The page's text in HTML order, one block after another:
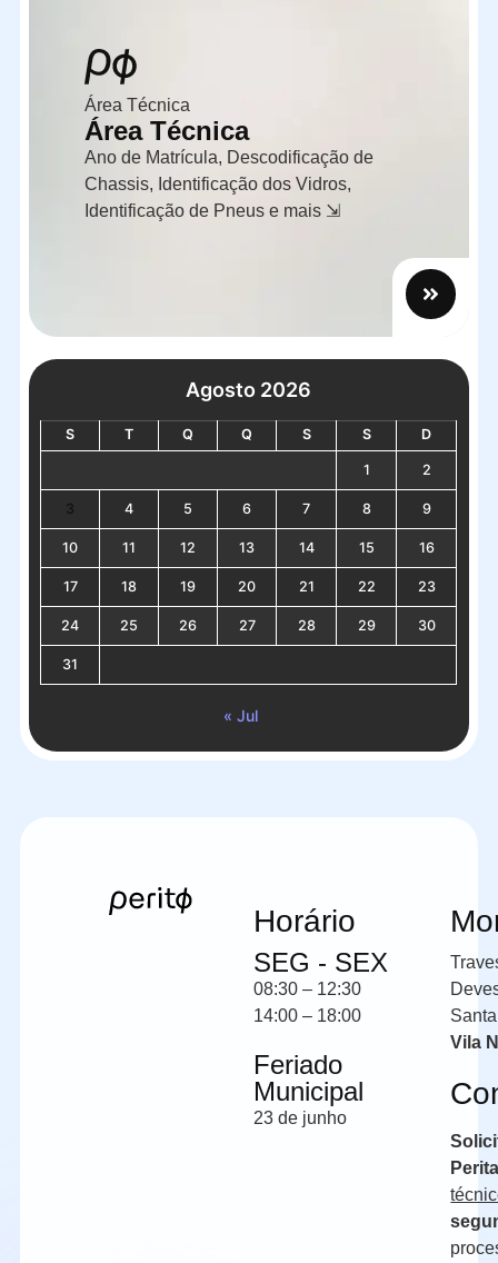
Área Técnica
Área Técnica
Ano de Matrícula, Descodificação de
Chassis, Identificação dos Vidros,
Identificação de Pneus e mais ⇲
Agosto 2026
S T Q Q S S D
1 2
3 4 5 6 7 8 9
10 11 12 13 14 15 16
17 18 19 20 21 22 23
24 25 26 27 28 29 30
31
« Jul
Horário
SEG - SEX
08:30 – 12:30
14:00 – 18:00
Feriado
Municipal
23 de junho
Vila